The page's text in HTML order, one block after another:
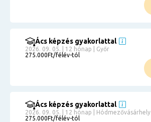
Ács képzés gyakorlattal
2026. 09. 05. | 12 hónap | Győr
275.000Ft/félév-tól
Ács képzés gyakorlattal
2026. 09. 05. | 12 hónap | Hódmezővásárhely
275.000Ft/félév-tól